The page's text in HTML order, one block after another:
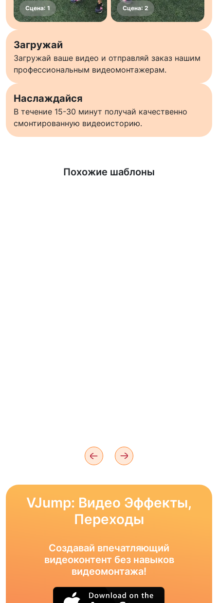
Загружай
Загружай ваше видео и отправляй заказ нашим
профессиональным видеомонтажерам.
Наслаждайся
В течение 15-30 минут получай качественно
смонтированную видеоисторию.
Похожие шаблоны
Узнать больше
VJump: Видео Эффекты,
Переходы
Создавай впечатляющий
видеоконтент без навыков
видеомонтажа!